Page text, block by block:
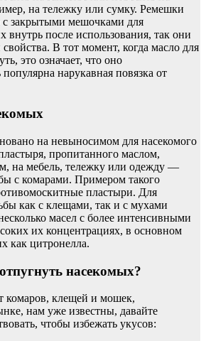
на тележку или сумку. Ремешки
с закрытыми мешочками для
после использования, так они
В тот момент, когда масло для
это означает, что оно
нарукавная повязка от
на невыносимом для насекомого
пропитанного маслом,
на мебель, тележку или одежду —
с комарами. Примером такого
пластыри. Для
как с клещами, так и с мухами
масел с более интенсивными
их концентрациях, в основном
как цитронелла.
насекомых?
комаров, клещей и мошек,
нам уже известны, давайте
чтобы избежать укусов: